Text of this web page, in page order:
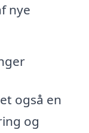
nye
også en
og